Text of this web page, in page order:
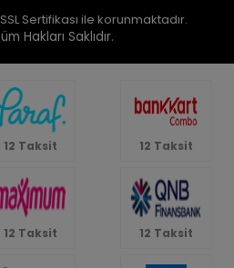
Sertifikası ile korunmaktadır.
Hakları Saklıdır.
12 Taksit 12 Taksit
12 Taksit 12 Taksit